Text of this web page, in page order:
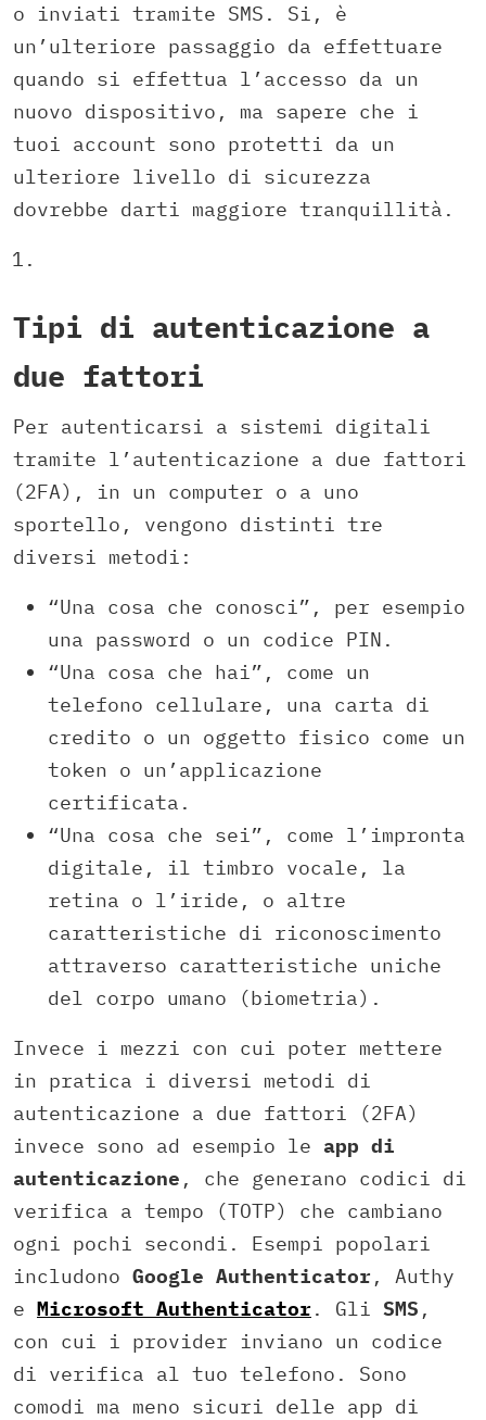
o inviati tramite SMS. Si, è
un’ulteriore passaggio da effettuare
quando si effettua l’accesso da un
nuovo dispositivo, ma sapere che i
tuoi account sono protetti da un
ulteriore livello di sicurezza
dovrebbe darti maggiore tranquillità.
Tipi di autenticazione a
due fattori
Per autenticarsi a sistemi digitali
tramite l’autenticazione a due fattori
(2FA), in un computer o a uno
sportello, vengono distinti tre
diversi metodi:
“Una cosa che conosci”, per esempio
una password o un codice PIN.
“Una cosa che hai”, come un
telefono cellulare, una carta di
credito o un oggetto fisico come un
token o un’applicazione
certificata.
“Una cosa che sei”, come l’impronta
digitale, il timbro vocale, la
retina o l’iride, o altre
caratteristiche di riconoscimento
attraverso caratteristiche uniche
del corpo umano (biometria).
Invece i mezzi con cui poter mettere
in pratica i diversi metodi di
autenticazione a due fattori (2FA)
invece sono ad esempio le app di
autenticazione , che generano codici di
verifica a tempo (TOTP) che cambiano
ogni pochi secondi. Esempi popolari
includono Google Authenticator , Authy
e Microsoft Authenticator. Gli SMS ,
con cui i provider inviano un codice
di verifica al tuo telefono. Sono
comodi ma meno sicuri delle app di